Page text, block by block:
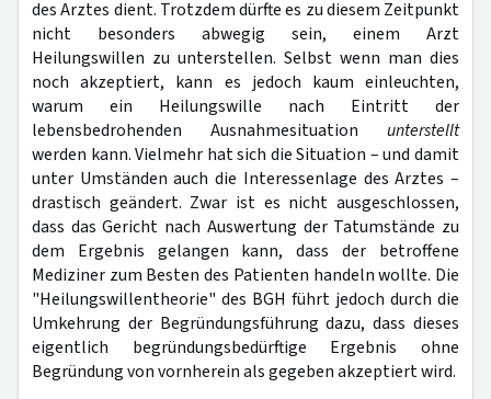
des Arztes dient. Trotzdem dürfte es zu diesem Zeitpunkt
nicht besonders abwegig sein, einem Arzt
Heilungswillen zu unterstellen. Selbst wenn man dies
noch akzeptiert, kann es jedoch kaum einleuchten,
warum ein Heilungswille nach Eintritt der
lebensbedrohenden Ausnahmesituation unterstellt
werden kann. Vielmehr hat sich die Situation – und damit
unter Umständen auch die Interessenlage des Arztes –
drastisch geändert. Zwar ist es nicht ausgeschlossen,
dass das Gericht nach Auswertung der Tatumstände zu
dem Ergebnis gelangen kann, dass der betroffene
Mediziner zum Besten des Patienten handeln wollte. Die
"Heilungswillentheorie" des BGH führt jedoch durch die
Umkehrung der Begründungsführung dazu, dass dieses
eigentlich begründungsbedürftige Ergebnis ohne
Begründung von vornherein als gegeben akzeptiert wird.